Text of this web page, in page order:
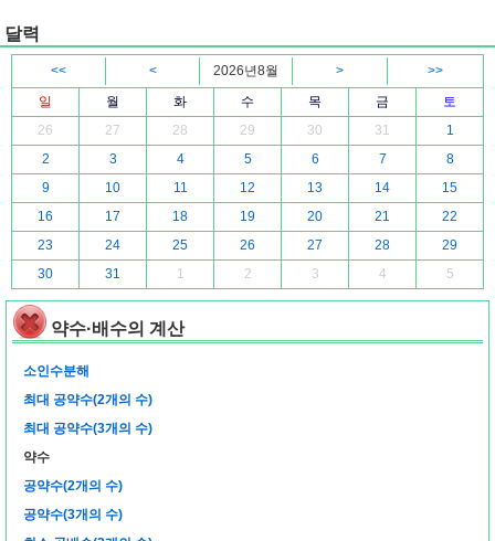
달력
<< < 2026년8월 >
>>
일
월 화 수 목 금
토
26
27 28 29 30 31
1
2
3 4 5 6 7
8
9
10 11 12 13 14
15
16
17 18 19 20 21
22
23
24 25 26 27 28
29
30
31 1 2 3 4 5
약수·배수의 계산
소인수분해
최대 공약수(2개의 수)
최대 공약수(3개의 수)
약수
공약수(2개의 수)
공약수(3개의 수)